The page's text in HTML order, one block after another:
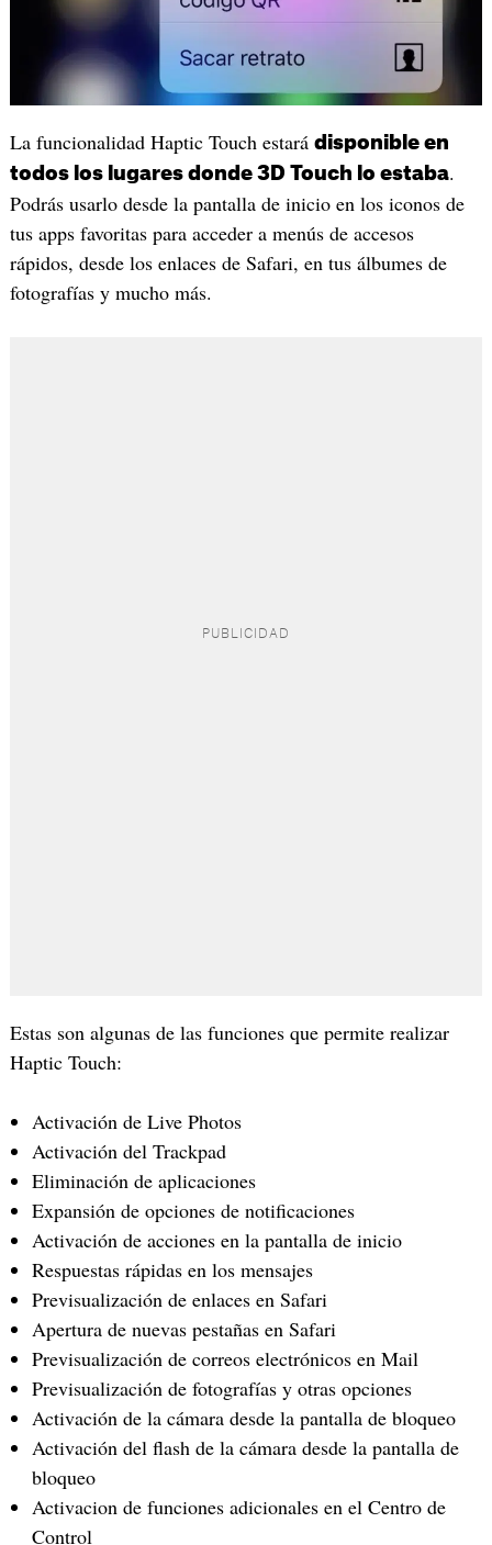
La funcionalidad Haptic Touch estará disponible en
todos los lugares donde 3D Touch lo estaba.
Podrás usarlo desde la pantalla de inicio en los iconos de
tus apps favoritas para acceder a menús de accesos
rápidos, desde los enlaces de Safari, en tus álbumes de
fotografías y mucho más.
Estas son algunas de las funciones que permite realizar
Haptic Touch:
Activación de Live Photos
Activación del Trackpad
Eliminación de aplicaciones
Expansión de opciones de notificaciones
Activación de acciones en la pantalla de inicio
Respuestas rápidas en los mensajes
Previsualización de enlaces en Safari
Apertura de nuevas pestañas en Safari
Previsualización de correos electrónicos en Mail
Previsualización de fotografías y otras opciones
Activación de la cámara desde la pantalla de bloqueo
Activación del flash de la cámara desde la pantalla de
bloqueo
Activacion de funciones adicionales en el Centro de
Control